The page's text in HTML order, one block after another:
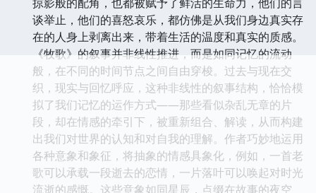
谈举止，他们的喜怒哀乐，都仿佛是从我们身边真实存
在的人身上剥离出来，带着生活的温度和真实的质感。
《牧歌》的叙事并非线性推进，而是如同记忆的流动
般，在不同的时间节点之间自由穿梭。过去与现在交
织，现实与回忆呼应，这种非线性的叙事结构，恰恰模
拟了我们记忆的运作方式——那些看似杂乱无章的片
段，却在情感的牵引下，被重新组合、解读，从而构建
出我们对世界的认知和对自我的理解。作者巧妙地运用
各种意象和象征，将抽象的情感具象化，例如，一首老
歌可以承载一段逝去的恋情，一片落叶可以唤起对时光
流逝的感慨。这些意象如同星辰，点缀在故事的夜空